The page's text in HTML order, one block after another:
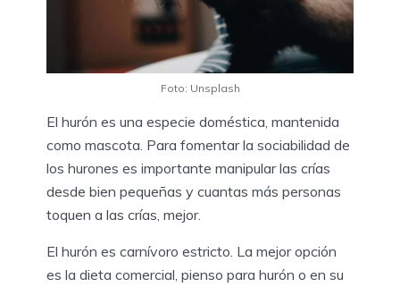
Foto: Unsplash
El hurón es una especie doméstica, mantenida
como mascota. Para fomentar la sociabilidad de
los hurones es importante manipular las crías
desde bien pequeñas y cuantas más personas
toquen a las crías, mejor.
El hurón es carnívoro estricto. La mejor opción
es la dieta comercial, pienso para hurón o en su